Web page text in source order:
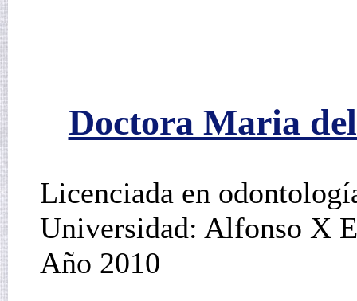
Doctora Maria
Licenciada en
Universidad: Alfonso X
Año 2010